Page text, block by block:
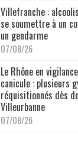
Villefranche :
se soumettre à un
un gendarme
07/08/26
Le Rhône en
canicule : plusieurs
réquisitionnés dès
Villeurbanne
07/08/26